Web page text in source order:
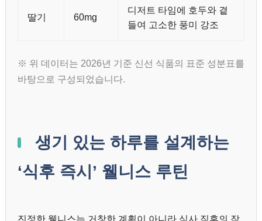
딸기 60mg
디저트 타임에 호두와 곁
들여 고소한 풍미 강조
※ 위 데이터는 2026년 기준 신선 식품의 표준 성분표를
바탕으로 구성되었습니다.
생기 있는 하루를 설계하는
‘식후 즉시’ 웰니스 루틴
진정한 웰니스는 거창한 계획이 아니라 식사 직후의 작